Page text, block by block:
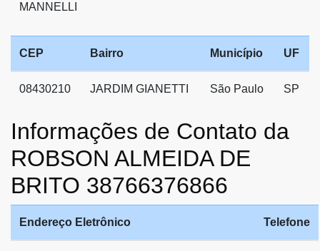
MANNELLI
CEP Bairro Município UF
08430210 JARDIM GIANETTI São Paulo SP
Informações de Contato da
ROBSON ALMEIDA DE
BRITO 38766376866
Endereço Eletrônico Telefone